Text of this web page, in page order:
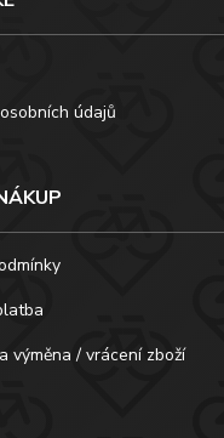
údajů
výměna / vrácení zboží